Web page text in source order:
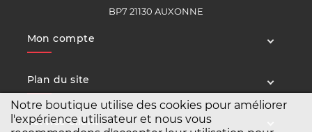
Notre boutique utilise des cookies pour améliorer
l'expérience utilisateur et nous vous
BP7 21130 AUXONNE
Mon compte
Plan du site
Service client